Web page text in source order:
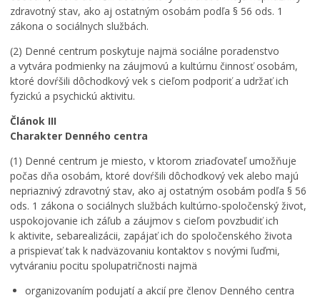
zdravotný stav, ako aj ostatným osobám podľa § 56 ods. 1
zákona o sociálnych službách.
(2) Denné centrum poskytuje najmä sociálne poradenstvo
a vytvára podmienky na záujmovú a kultúrnu činnosť osobám,
ktoré dovŕšili dôchodkový vek s cieľom podporiť a udržať ich
fyzickú a psychickú aktivitu.
Článok III
Charakter Denného centra
(1) Denné centrum je miesto, v ktorom zriaďovateľ umožňuje
počas dňa osobám, ktoré dovŕšili dôchodkový vek alebo majú
nepriaznivý zdravotný stav, ako aj ostatným osobám podľa § 56
ods. 1 zákona o sociálnych službách kultúrno-spoločenský život,
uspokojovanie ich záľub a záujmov s cieľom povzbudiť ich
k aktivite, sebarealizácii, zapájať ich do spoločenského života
a prispievať tak k nadväzovaniu kontaktov s novými ľuďmi,
vytváraniu pocitu spolupatričnosti najmä
organizovaním podujatí a akcií pre členov Denného centra